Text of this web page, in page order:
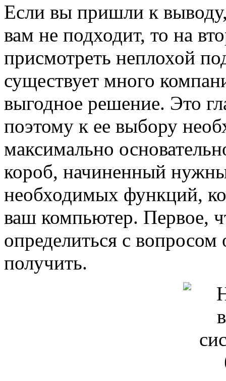
Если вы пришли к
вам не подходит, то на
присмотреть неплохой
существует много
выгодное решение. Это
поэтому к ее выбору
максимально
короб, начиненный
необходимых функций,
ваш компьютер. Первое,
определиться с
получить.